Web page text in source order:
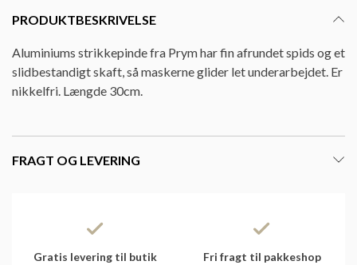
PRODUKTBESKRIVELSE
Aluminiums strikkepinde fra Prym har fin afrundet spids og et
slidbestandigt skaft, så maskerne glider let underarbejdet. Er
nikkelfri. Længde 30cm.
FRAGT OG LEVERING
Gratis levering til butik Fri fragt til pakkeshop